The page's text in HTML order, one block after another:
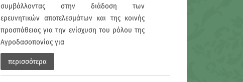
συμβάλλοντας στην διάδοση των
ερευνητικών αποτελεσμάτων και της κοινής
προσπάθειας για την ενίσχυση του ρόλου της
Αγροδασοπονίας για
περισσότερα